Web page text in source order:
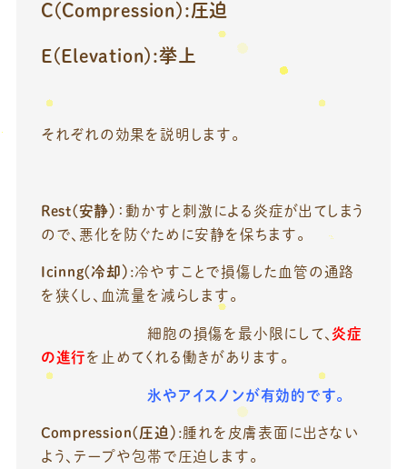
C(Compression):圧迫
E(Elevation):挙上
それぞれの効果を説明します。
Rest(安静） ：動かすと刺激による炎症が出てしまう
ので、悪化を防ぐために安静を保ちます。
Icinng(冷却） :冷やすことで損傷した血管の通路
を狭くし、血流量を減らします。
細胞の損傷を最小限にして、 炎症
の進行を止めてくれる働きがあります。
氷やアイスノンが有効的です。
Compression(圧迫） :腫れを皮膚表面に出さない
よう、テープや包帯で圧迫します。